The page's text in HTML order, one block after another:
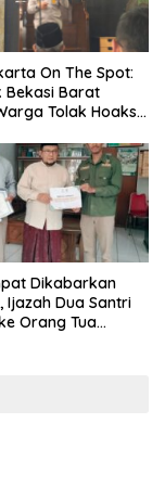
On The Spot:
Bekasi Barat
Tolak Hoaks
Dikabarkan
Ijazah Dua Santri
Orang Tua